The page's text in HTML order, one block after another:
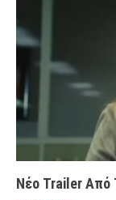
Νέο Trailer Από